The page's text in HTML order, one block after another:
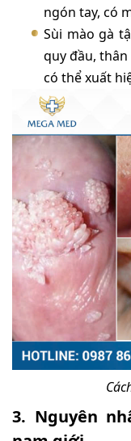
ngón tay, có
Sùi mào gà
quy đầu,
có thể xuất
3. Nguyên